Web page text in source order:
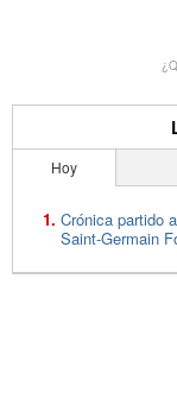
Hoy
Crónica partido
Saint-Germain